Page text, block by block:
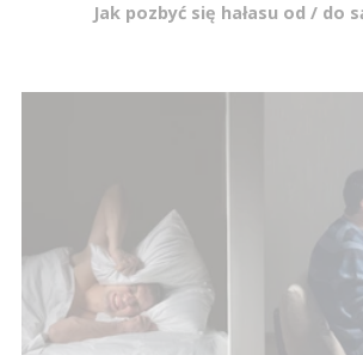
Jak pozbyć się hałasu od / do